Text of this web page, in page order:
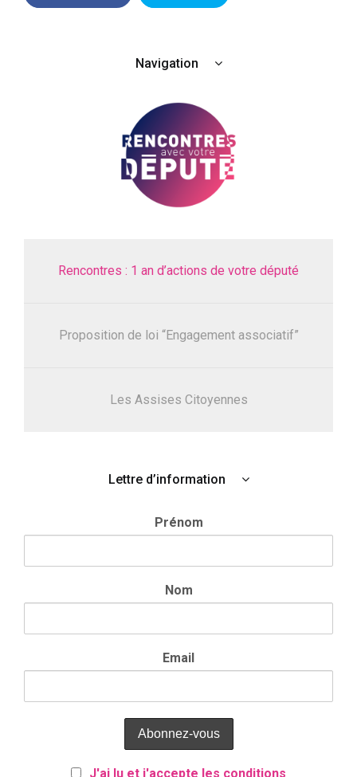
Navigation
Rencontres : 1 an d’actions de votre député
Proposition de loi “Engagement associatif”
Les Assises Citoyennes
Lettre d’information
Prénom
Nom
Email
J'ai lu et j'accepte les conditions